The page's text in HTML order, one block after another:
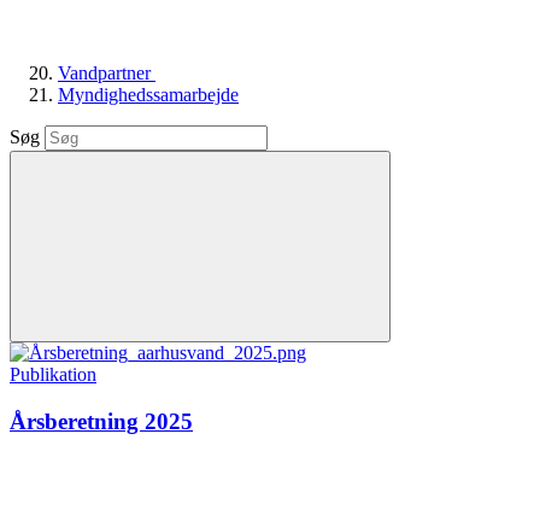
Vandpartner
Myndighedssamarbejde
Søg
Publikation
Årsberetning 2025